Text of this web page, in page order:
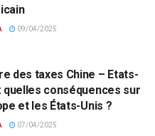
09/04/2025
des taxes Chine – Etats-
quelles conséquences sur
et les États-Unis ?
07/04/2025